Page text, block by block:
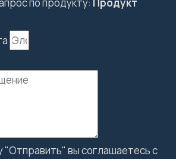
"Отправить" вы соглашаетесь с